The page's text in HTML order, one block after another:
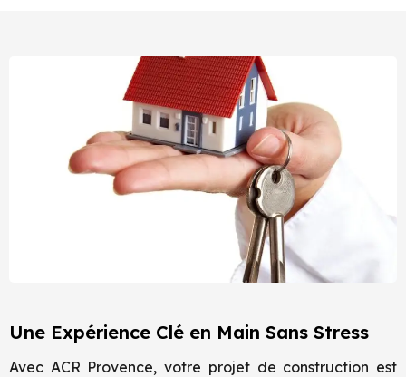
Une Expérience Clé en Main Sans Stress
Avec ACR Provence, votre projet de construction est